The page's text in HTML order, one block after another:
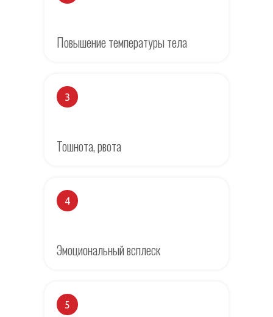
Повышение температуры тела
3
Тошнота, рвота
4
Эмоциональный всплеск
5